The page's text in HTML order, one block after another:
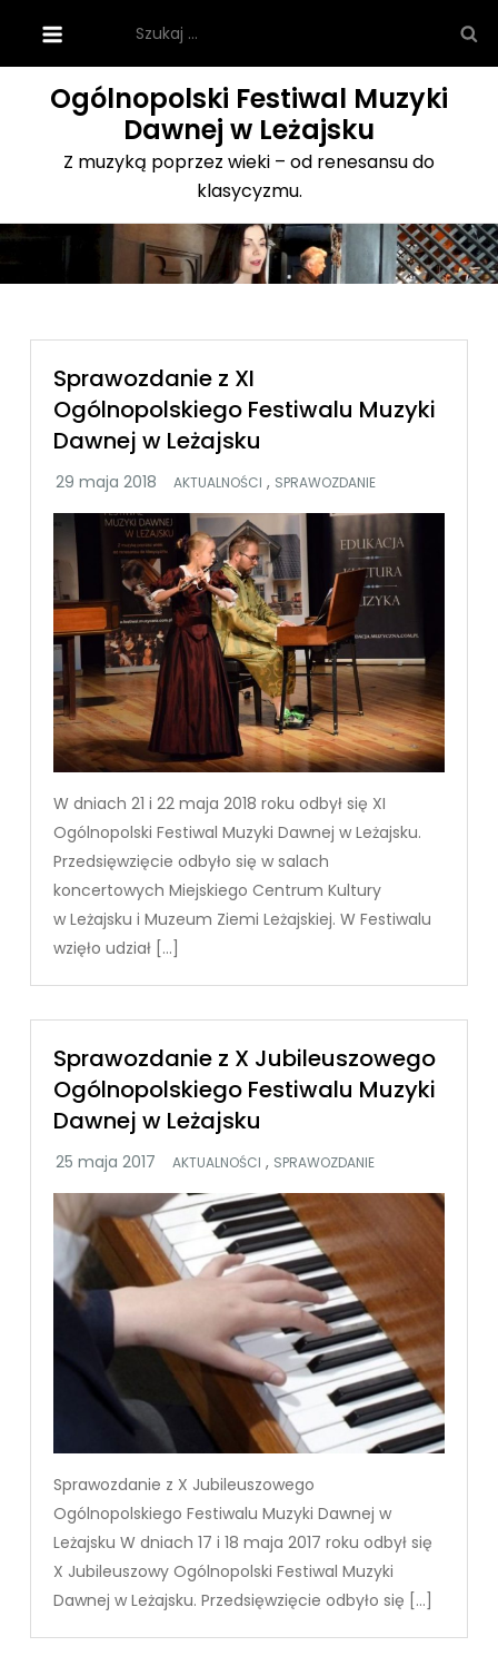
content
Ogólnopolski Festiwal Muzyki
Dawnej w Leżajsku
Z muzyką poprzez wieki – od renesansu do
klasycyzmu.
Sprawozdanie z XI
Ogólnopolskiego Festiwalu Muzyki
Dawnej w Leżajsku
AKTUALNOŚCI , SPRAWOZDANIE
W dniach 21 i 22 maja 2018 roku odbył się XI
Ogólnopolski Festiwal Muzyki Dawnej w Leżajsku.
Przedsięwzięcie odbyło się w salach
koncertowych Miejskiego Centrum Kultury
w Leżajsku i Muzeum Ziemi Leżajskiej. W Festiwalu
wzięło udział […]
Sprawozdanie z X Jubileuszowego
Ogólnopolskiego Festiwalu Muzyki
Dawnej w Leżajsku
AKTUALNOŚCI , SPRAWOZDANIE
Sprawozdanie z X Jubileuszowego
Ogólnopolskiego Festiwalu Muzyki Dawnej w
Leżajsku W dniach 17 i 18 maja 2017 roku odbył się
X Jubileuszowy Ogólnopolski Festiwal Muzyki
Dawnej w Leżajsku. Przedsięwzięcie odbyło się […]